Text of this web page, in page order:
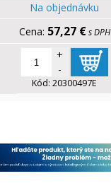
Na objednávku
57,27 € s DPH
+
-
Kód: 20300497E